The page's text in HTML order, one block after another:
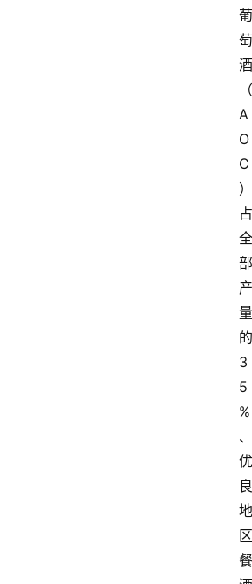
葡
萄
酒
（
A
O
C
）
占
全
部
产
量
的
3
5
%
、
优
良
地
区
餐